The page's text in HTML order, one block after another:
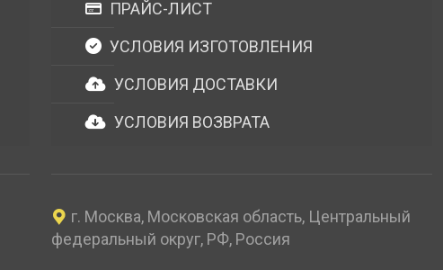
ПРАЙС-ЛИСТ
УСЛОВИЯ ИЗГОТОВЛЕНИЯ
УСЛОВИЯ ДОСТАВКИ
УСЛОВИЯ ВОЗВРАТА
г. Москва, Московская область, Центральный
федеральный округ, РФ, Россия